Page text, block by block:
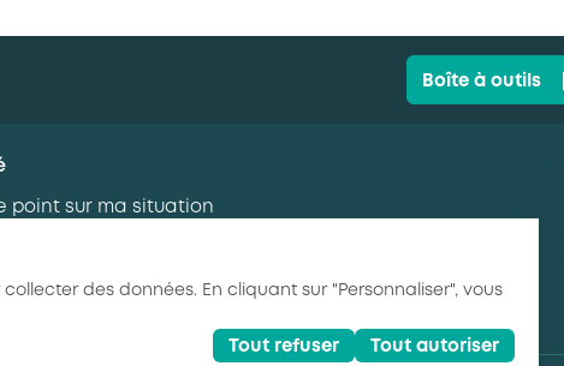
Boîte à outils
point sur ma situation
des données. En cliquant sur "Personnaliser", vous
Tout autoriser
Tout refuser